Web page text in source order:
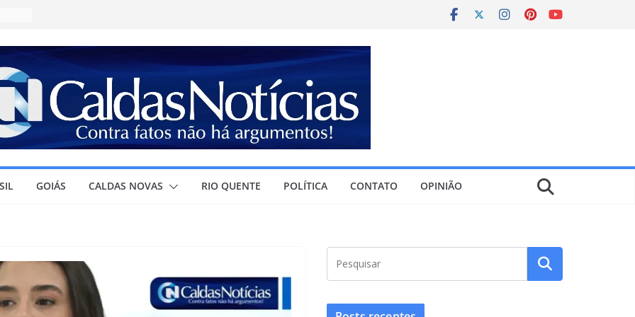
e
GOIÁS CALDAS NOVAS RIO QUENTE POLÍTICA CONTATO OPINIÃO